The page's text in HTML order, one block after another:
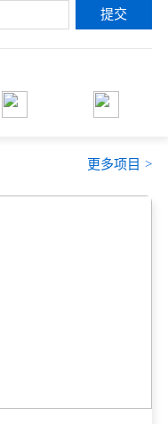
提交
更多项目 >